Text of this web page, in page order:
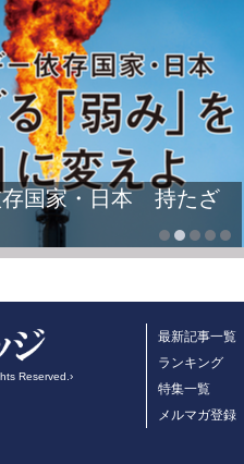
存国家・日本 持たざ
Reserved.›
最新記事一覧
ランキング
特集一覧
メルマガ登録